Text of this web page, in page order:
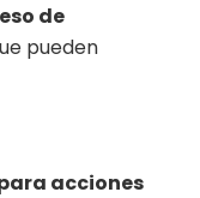
de
pueden
acciones